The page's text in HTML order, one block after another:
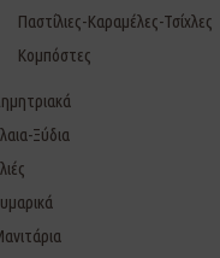
Παστίλιες-Καραμέλες-Τσίχλες
Κομπόστες
Ξύδια